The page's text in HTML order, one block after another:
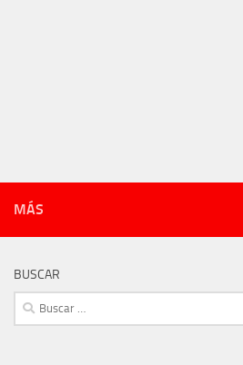
MÁS
BUSCAR
Buscar: